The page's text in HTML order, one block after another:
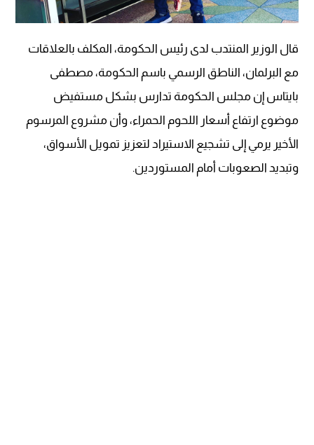
قال الوزير المنتدب لدى رئيس الحكومة، المكلف بالعلاقات
مع البرلمان، الناطق الرسمي باسم الحكومة، مصطفى
بايتاس إن مجلس الحكومة تدارس بشكل مستفيض
موضوع ارتفاع أسعار اللحوم الحمراء، وأن مشروع المرسوم
الأخير يرمي إلى تشجيع الاستيراد لتعزيز تمويل الأسواق،
وتبديد الصعوبات أمام المستوردين.